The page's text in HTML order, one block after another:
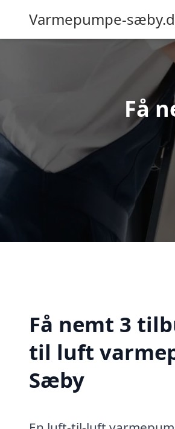
Varmepumpe-
Få
Få nemt 3
til luft
Sæby